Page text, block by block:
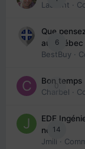
Laurent ·
6
Que
au Québec
BestBuy ·
0
Bon temps
Charbel ·
14
EDE
note
Jmili ·